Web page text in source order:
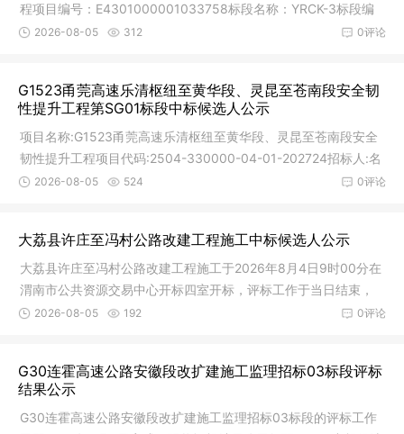
程项目编号：E4301000001033758标段名称：YRCK-3标段编
号：E43010000
0评论
2026-08-05 312
G1523甬莞高速乐清枢纽至黄华段、灵昆至苍南段安全韧
性提升工程第SG01标段中标候选人公示
项目名称:G1523甬莞高速乐清枢纽至黄华段、灵昆至苍南段安全
韧性提升工程项目代码:2504-330000-04-01-202724招标人:名
称:温州市
0评论
2026-08-05 524
大荔县许庄至冯村公路改建工程施工中标候选人公示
大荔县许庄至冯村公路改建工程施工于2026年8月4日9时00分在
渭南市公共资源交易中心开标四室开标，评标工作于当日结束，
经大荔县
0评论
2026-08-05 192
G30连霍高速公路安徽段改扩建施工监理招标03标段评标
结果公示
G30连霍高速公路安徽段改扩建施工监理招标03标段的评标工作